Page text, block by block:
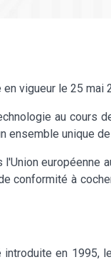
vigueur le 25 mai
au cours
ensemble unique
européenne
conformité à
en